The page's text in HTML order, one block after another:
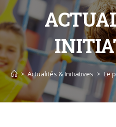
> Actualités & Initiatives > Le